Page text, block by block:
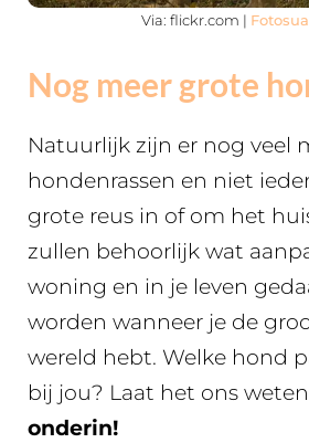
Via: flickr.com |
Nog meer grote
Natuurlijk zijn er nog veel
hondenrassen en niet
grote reus in of om het
zullen behoorlijk wat
woning en in je leven
worden wanneer je de
wereld hebt. Welke hond
bij jou? Laat het ons
onderin!